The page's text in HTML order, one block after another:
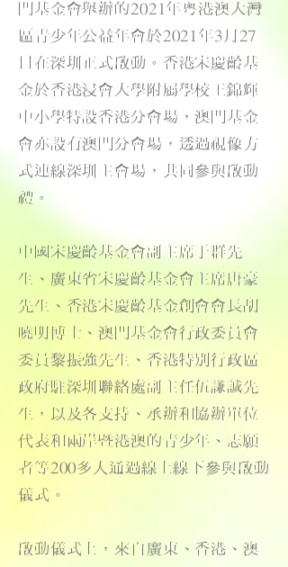
門基金會舉辦的2021年粵港澳大灣
區青少年公益年會於2021年3月27
日在深圳正式啟動。香港宋慶齡基
金於香港浸會大學附屬學校王錦輝
中小學特設香港分會場，澳門基金
會亦設有澳門分會場，透過視像方
式連線深圳主會場，共同參與啟動
禮。
中國宋慶齡基金會副主席于群先
生、廣東省宋慶齡基金會主席唐豪
先生、香港宋慶齡基金創會會長胡
曉明博士、澳門基金會行政委員會
委員黎振強先生、香港特別行政區
政府駐深圳聯絡處副主任伍謙誠先
生，以及各支持、承辦和協辦單位
代表和兩岸暨港澳的青少年、志願
者等200多人通過線上線下參與啟動
儀式。
啟動儀式上，來自廣東、香港、澳